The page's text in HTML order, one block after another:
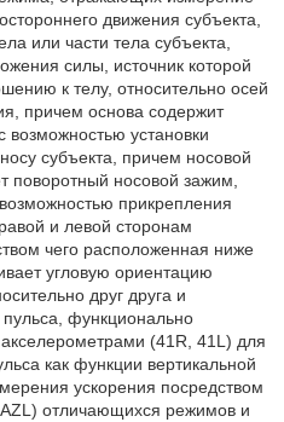
движения субъекта,
или части тела субъекта,
силы, источник которой
к телу, относительно осей
причем основа содержит
установки
субъекта, причем носовой
поворотный носовой зажим,
прикрепления
и левой сторонам
чего расположенная ниже
угловую ориентацию
друг друга и
пульса, функционально
(41R, 41L) для
как функции вертикальной
ускорения посредством
отличающихся режимов и